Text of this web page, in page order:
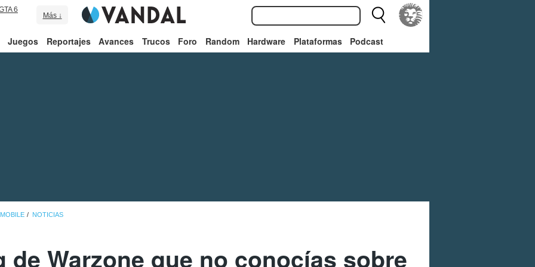
6
Más ↓
Juegos Reportajes Avances Trucos Foro Random Hardware Plataformas Podcast
NOTICIAS
de Warzone que no conocías sobre